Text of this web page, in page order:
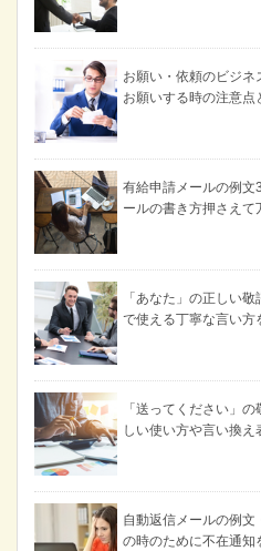
お願い・依頼のビジ
お願いする時の注意点
有給申請メールの例文
ールの書き方押さえて
「あなた」の正しい
で使える丁寧な言い方
「送ってください」
しい使い方や言い換え
自動返信メールの例
の時のために不在通知